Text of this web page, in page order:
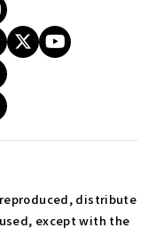
distribute
except with the